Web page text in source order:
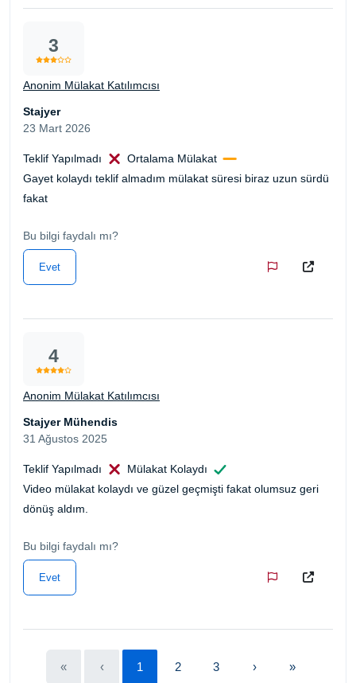
3
Anonim Mülakat Katılımcısı
Stajyer
23 Mart 2026
Teklif Yapılmadı
Ortalama Mülakat
Gayet kolaydı teklif almadım mülakat süresi biraz uzun sürdü
fakat
Bu bilgi faydalı mı?
Evet
4
Anonim Mülakat Katılımcısı
Stajyer Mühendis
31 Ağustos 2025
Teklif Yapılmadı
Mülakat Kolaydı
Video mülakat kolaydı ve güzel geçmişti fakat olumsuz geri
dönüş aldım.
Bu bilgi faydalı mı?
Evet
« ‹ 1 2 3 › »